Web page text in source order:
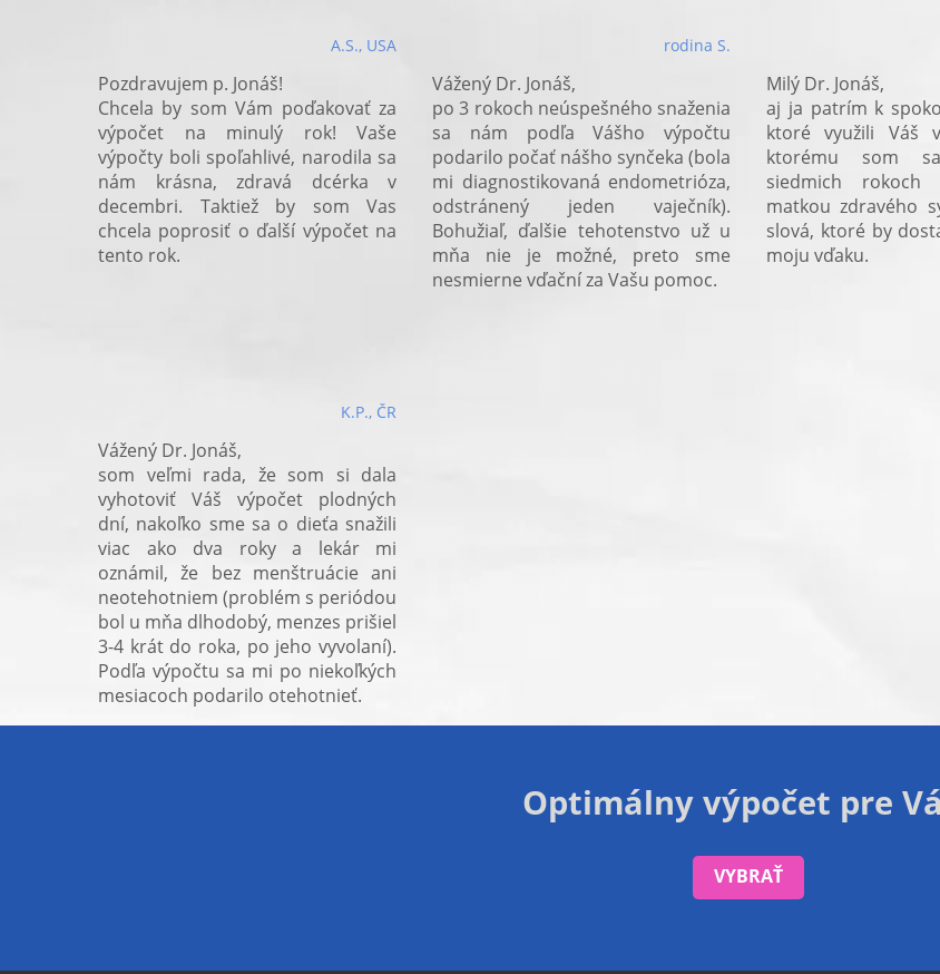
A.S., USA
Pozdravujem p. Jonáš!
Chcela by som Vám poďakovať za
výpočet na minulý rok! Vaše
výpočty boli spoľahlivé, narodila sa
nám krásna, zdravá dcérka v
decembri. Taktiež by som Vas
chcela poprosiť o ďalší výpočet na
tento rok.
rodina S.
Vážený Dr. Jonáš,
po 3 rokoch neúspešného snaženia
sa nám podľa Vášho výpočtu
podarilo počať nášho synčeka (bola
mi diagnostikovaná endometrióza,
odstránený jeden vaječník).
Bohužiaľ, ďalšie tehotenstvo už u
mňa nie je možné, preto sme
nesmierne vďační za Vašu pomoc.
Milý Dr. Jonáš,
aj ja patrím k
ktoré využili Váš
ktorému som
siedmich rokoch
matkou zdravého
slová, ktoré by
moju vďaku.
K.P., ČR
Vážený Dr. Jonáš,
som veľmi rada, že som si dala
vyhotoviť Váš výpočet plodných
dní, nakoľko sme sa o dieťa snažili
viac ako dva roky a lekár mi
oznámil, že bez menštruácie ani
neotehotniem (problém s periódou
bol u mňa dlhodobý, menzes prišiel
3-4 krát do roka, po jeho vyvolaní).
Podľa výpočtu sa mi po niekoľkých
mesiacoch podarilo otehotnieť.
Optimálny výpočet pre
VYBRAŤ